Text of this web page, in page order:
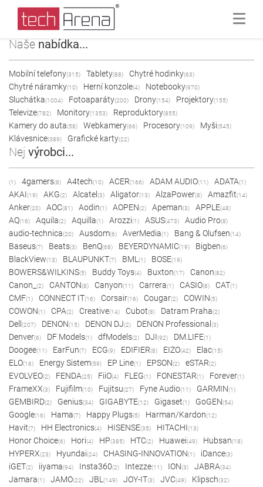
Naše nabídka...
Mobilní telefony(315) Tablety(88) Chytré hodinky(63)
Chytré náramky(10) Herní konzole(4) Notebooky(970)
Sluchátka(1004) Fotoaparáty(200) Drony(154) Projektory(155)
Televize(782) Monitory(1353) Reproduktory(855)
Kamery do auta(58) Webkamery(66) Procesory(109) Myši(545)
Klávesnice(389) Grafické karty(22)
Nej výrobci...
(1) 4gamers(8) A4tech(10) ACER(166) ADAM AUDIO(11) ADATA(1)
AKAI(19) AKG(2) Alcatel (3) Aligator(13) AlzaPower(8) Amazfit(14)
Anker(20) AOC(81) Aodin(1) AOPEN(2) Apeman(3) APPLE(48)
AQ(16) Aquila(2) Aquilla(1) Arozzi(1) ASUS(473) Audio Pro(8)
audio-technica(20) Ausdom(6) AverMedia(1) Bang & Olufsen(14)
Baseus(7) Beats(3) BenQ(68) BEYERDYNAMIC(19) Bigben(6)
BlackView(13) BLAUPUNKT(7) BML (1) BOSE(19)
BOWERS&WILKINS(5) Buddy Toys(4) Buxton(17) Canon(82)
Canon_ (2) CANTON(8) Canyon(11) Carrera(1) CASIO(8) CAT(1)
CMF(1) CONNECT IT(16) Corsair(16) Cougar(2) COWIN(5)
COWON(1) CPA(2) Creative(14) Cubot(8) Datram Praha(2)
Dell (207) DENON(15) DENON DJ(2) DENON Professional (3)
Denver(6) DF Models(1) dfModels(2) DJI(92) DM.LIFE(1)
Doogee(11) EarFun(7) ECG(9) EDIFIER(8) EIZO(42) Elac(15)
ELO(16) Energy Sistem(59) EP Line(1) EPSON(2) eSTAR(2)
EVOLVEO(2) FENDA(25) FiiO(4) FLEG(1) FONESTAR(1) Forever(1)
FrameXX(3) Fujifilm(10) Fujitsu(27) Fyne Audio(11) GARMIN(1)
GEMBIRD(2) Genius(34) GIGABYTE(12) Gigaset(1) GoGEN(54)
Google(16) Hama(7) Happy Plugs(5) Harman/Kardon(12)
Havit(7) HH Electronics(4) HISENSE(35) HITACHI(13)
Honor Choice(6) Hori(4) HP(385) HTC(2) Huawei(49) Hubsan(18)
HYPERX(23) Hyundai(24) CHASING-INNOVATION(1) iDance(3)
iGET(2) iiyama(94) Insta360(2) Intezze(11) ION(3) JABRA(34)
Jamara(1) JAMO(22) JBL (149) JOY-IT(3) JVC(49) Klipsch(32)